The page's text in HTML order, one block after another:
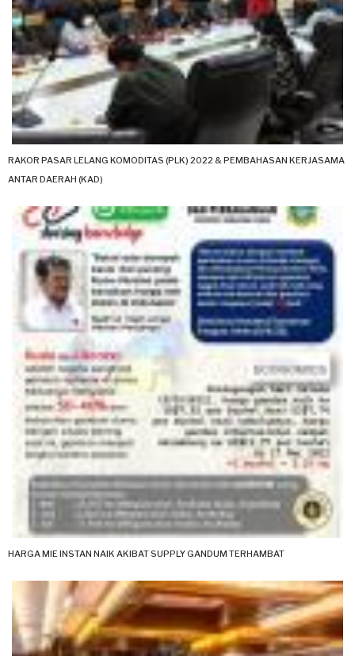
RAKOR PASAR LELANG KOMODITAS (PLK) 2022 & PEMBAHASAN KERJASAMA
ANTAR DAERAH (KAD)
HARGA MIE INSTAN NAIK AKIBAT SUPPLY GANDUM TERHAMBAT